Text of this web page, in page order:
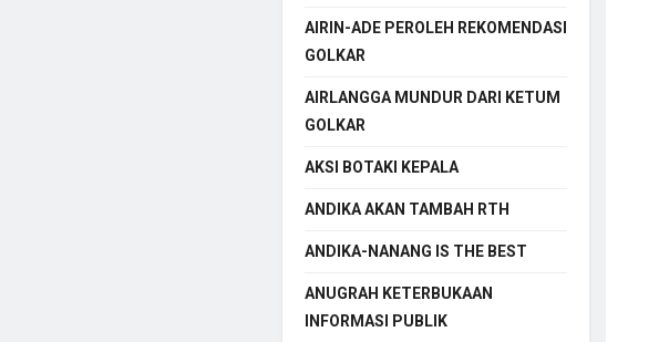
AIRIN-ADE PEROLEH REKOMENDASI
GOLKAR
AIRLANGGA MUNDUR DARI KETUM
GOLKAR
AKSI BOTAKI KEPALA
ANDIKA AKAN TAMBAH RTH
ANDIKA-NANANG IS THE BEST
ANUGRAH KETERBUKAAN
INFORMASI PUBLIK